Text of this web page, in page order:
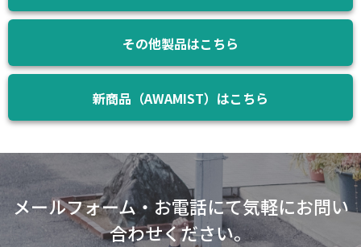
その他製品はこちら
新商品（AWAMIST）はこちら
メールフォーム・お電話にて気軽にお問い
合わせください。